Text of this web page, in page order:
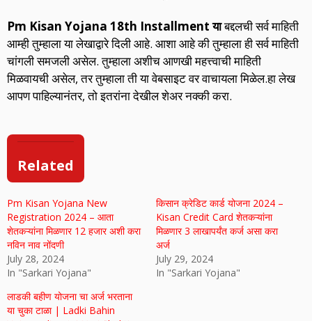
Pm Kisan Yojana 18th Installment याबद्दलची सर्व माहिती
आम्ही तुम्हाला या लेखाद्वारे दिली आहे. आशा आहे की तुम्हाला ही सर्व माहिती
चांगली समजली असेल. तुम्हाला अशीच आणखी महत्त्वाची माहिती
मिळवायची असेल, तर तुम्हाला ती या वेबसाइट वर वाचायला मिळेल.हा लेख
आपण पाहिल्यानंतर, तो इतरांना देखील शेअर नक्की करा.
Related
Pm Kisan Yojana New
Registration 2024 – आता
शेतकऱ्यांना मिळणार 12 हजार अशी करा
नविन नाव नोंदणी
July 28, 2024
In "Sarkari Yojana"
किसान क्रेडिट कार्ड योजना 2024 –
Kisan Credit Card शेतकऱ्यांना
मिळणार 3 लाखापर्यंत कर्ज असा करा
अर्ज
July 29, 2024
In "Sarkari Yojana"
लाडकी बहीण योजना चा अर्ज भरताना
या चुका टाळा | Ladki Bahin